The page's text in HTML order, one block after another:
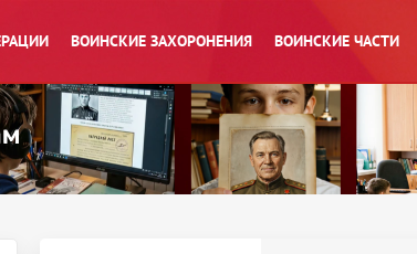
ВОИНСКИЕ ЗАХОРОНЕНИЯ ВОИНСКИЕ ЧАСТИ